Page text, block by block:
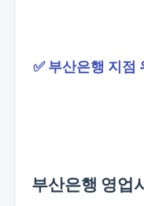
✅ 부산은행 지
부산은행 영업